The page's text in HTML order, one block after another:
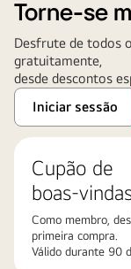
Torne-se
Desfrute de todos
gratuitamente,
desde descontos
Iniciar sessão
Cupão de
boas-
Como membro,
primeira compra.​
Válido durante 90